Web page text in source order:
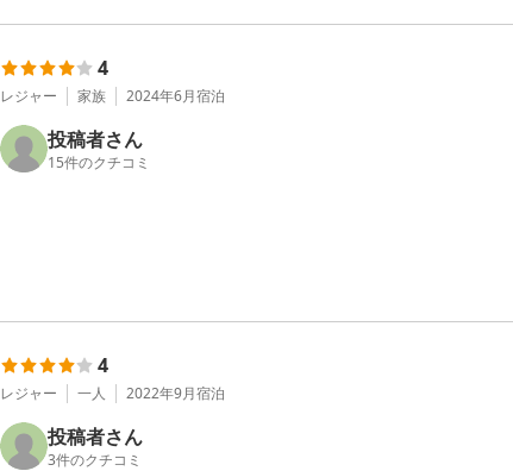
4
レジャー 家族 2024年6月宿泊
投稿者さん
15件のクチコミ
4
レジャー 一人 2022年9月宿泊
投稿者さん
3件のクチコミ